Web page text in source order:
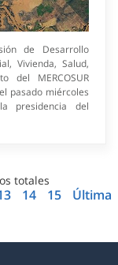
de Desarrollo
Vivienda, Salud,
del MERCOSUR
pasado miércoles
presidencia del
totales
14 15 Última